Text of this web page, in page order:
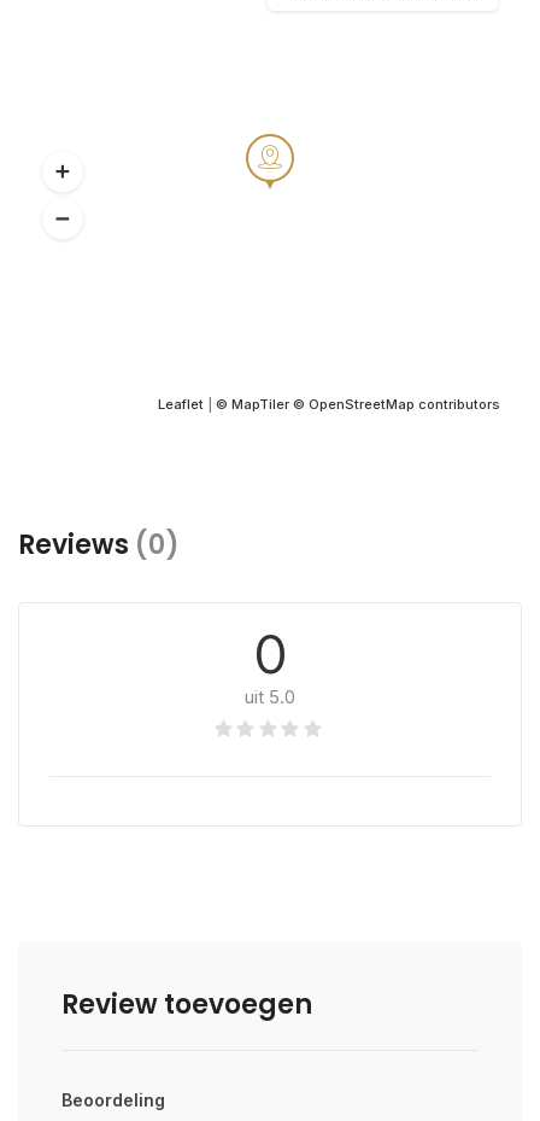
Leaflet © MapTiler © OpenStreetMap contributors
Reviews (0)
0
uit 5.0
Review toevoegen
Beoordeling